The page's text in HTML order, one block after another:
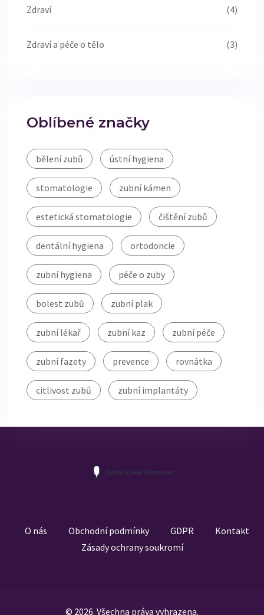
Zdraví (4)
Zdraví a péče o tělo (3)
Oblíbené značky
bělení zubů ústní hygiena
stomatologie zubní kámen
estetická stomatologie čištění zubů
dentální hygiena ortodoncie
zubní hygiena péče o zuby
bolest zubů zubní plak
zubní lékař zubní kaz zubní péče
zubní fazety prevence rovnátka
citlivost zubů zubní implantáty
O nás Obchodní podmínky GDPR
Kontakt
Zásady ochrany soukromí
© 2026. Všechna práva vyhrazena.